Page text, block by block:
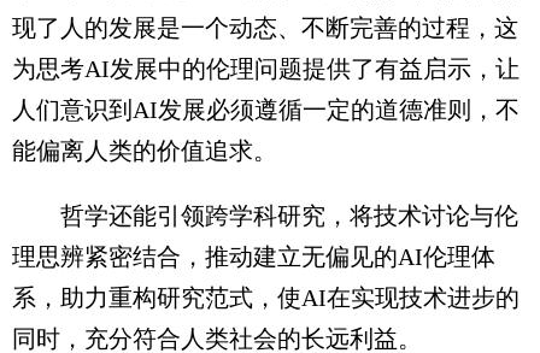
现了人的发展是一个动态、不断完善的过程，这
为思考AI发展中的伦理问题提供了有益启示，让
人们意识到AI发展必须遵循一定的道德准则，不
能偏离人类的价值追求。
哲学还能引领跨学科研究，将技术讨论与伦
理思辨紧密结合，推动建立无偏见的AI伦理体
系，助力重构研究范式，使AI在实现技术进步的
同时，充分符合人类社会的长远利益。